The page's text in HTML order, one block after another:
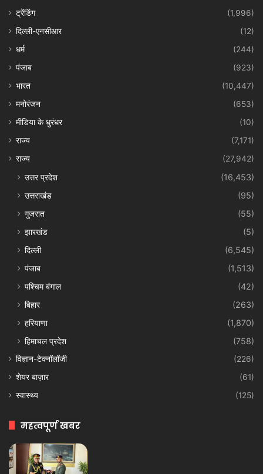
ट्रेंडिंग
(1,996)
दिल्ली-एनसीआर
(12)
धर्म
(244)
पंजाब
(923)
भारत
(10,447)
मनोरंजन
(653)
मीडिया के धुरंधर
(10)
राज्य
(7,171)
राज्य
(27,942)
उत्तर प्रदेश
(16,453)
उत्तराखंड
(95)
गुजरात
(55)
झारखंड
(5)
दिल्ली
(6,545)
पंजाब
(1,513)
पश्चिम बंगाल
(42)
बिहार
(263)
हरियाणा
(1,870)
हिमाचल प्रदेश
(758)
विज्ञान-टेक्नॉलॉजी
(226)
शेयर बाज़ार
(61)
स्वास्थ्य
(125)
महत्वपूर्ण खबर